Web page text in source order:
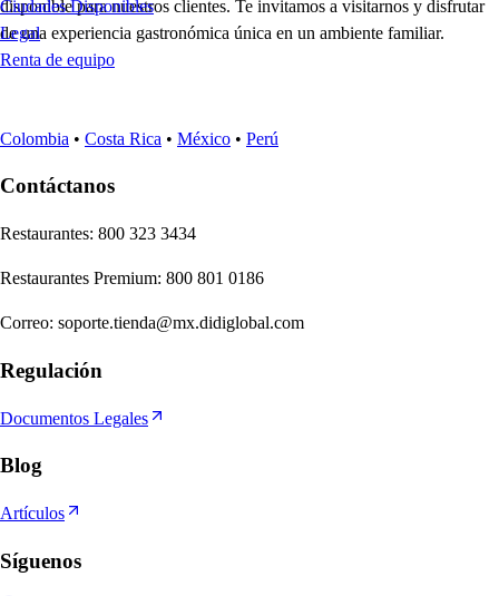
disponible para nuestros clientes. Te invitamos a visitarnos y disfrutar
de una experiencia gastronómica única en un ambiente familiar.
Ciudades Disponibles
Legal
Renta de equipo
Colombia • Costa Rica • México • Perú
Contáctanos
Restaurantes: 800 323 3434
Restaurantes Premium: 800 801 0186
Correo: soporte.tienda@mx.didiglobal.com
Regulación
Documentos Legales
Blog
Artículos
Síguenos